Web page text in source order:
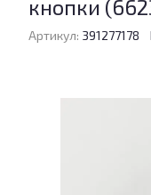
кнопки
Артикул: 391277178